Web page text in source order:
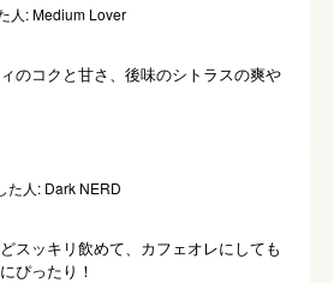
人: Medium Lover
のコクと甘さ、後味のシトラスの爽や
た人: Dark NERD
スッキリ飲めて、カフェオレにしても
ぴったり！